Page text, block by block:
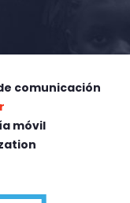
comunicación
móvil